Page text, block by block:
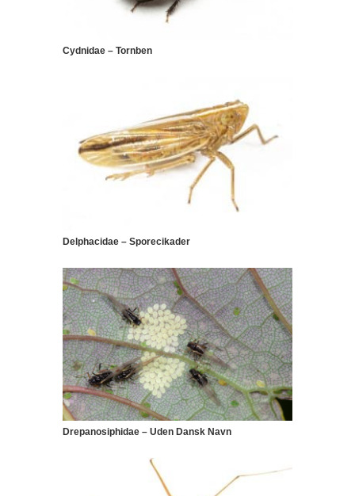
Cydnidae – Tornben
Delphacidae – Sporecikader
Drepanosiphidae – Uden Dansk Navn